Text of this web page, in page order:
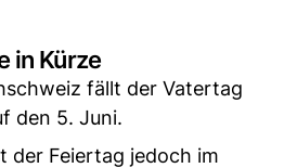
in Kürze
fällt der Vatertag
den 5. Juni.
der Feiertag jedoch im